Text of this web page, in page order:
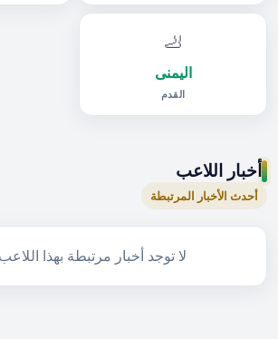
🦶
اليمنى
القدم
أخبار اللاعب
أحدث الأخبار المرتبطة
لا توجد أخبار مرتبطة بهذا